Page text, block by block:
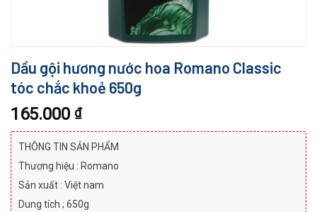
Dầu gội hương nước hoa Romano Classic
tóc chắc khoẻ 650g
165.000 ₫
THÔNG TIN SẢN PHẨM
Thương hiệu : Romano
Sản xuất : Việt nam
Dung tích ; 650g